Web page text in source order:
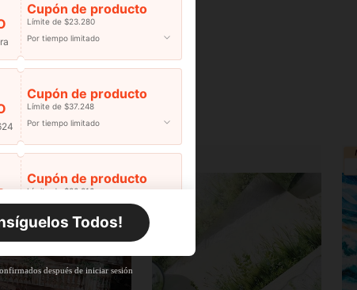
Cupón de producto
Límite de $23.280
Por tiempo limitado
Cupón de producto
Límite de $37.248
Por tiempo limitado
Cupón de producto
Límite de $36.316
Cupón de producto
Límite de $36.316
Todos!
después de iniciar sesión